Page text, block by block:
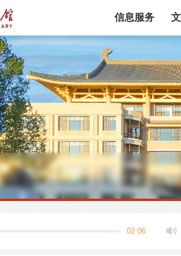
全部资源
全部资源 馆藏目录 论文、书
多媒体资源 机构知识库 馆际
信息服务
02:06